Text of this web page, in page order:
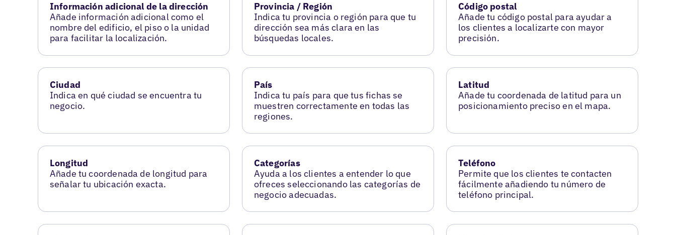
Información adicional de la dirección
Añade información adicional como el
nombre del edificio, el piso o la unidad
para facilitar la localización.
Provincia / Región
Indica tu provincia o región para que tu
dirección sea más clara en las
búsquedas locales.
Código postal
Añade tu código postal para ayudar a
los clientes a localizarte con mayor
precisión.
Ciudad
Indica en qué ciudad se encuentra tu
negocio.
País
Indica tu país para que tus fichas se
muestren correctamente en todas las
regiones.
Latitud
Añade tu coordenada de latitud para un
posicionamiento preciso en el mapa.
Longitud
Añade tu coordenada de longitud para
señalar tu ubicación exacta.
Categorías
Ayuda a los clientes a entender lo que
ofreces seleccionando las categorías de
negocio adecuadas.
Teléfono
Permite que los clientes te contacten
fácilmente añadiendo tu número de
teléfono principal.